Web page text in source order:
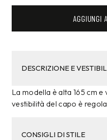
AGGIUNGI
DESCRIZIONE E
La modella è alta 165 cm e
vestibilità del capo è
CONSIGLI DI STILE